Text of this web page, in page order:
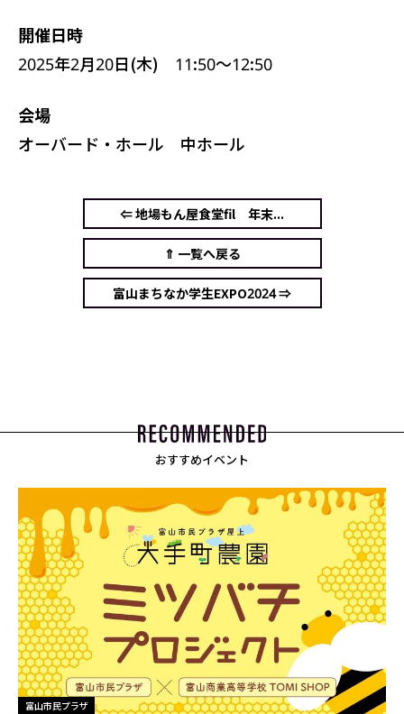
開催日時
2025年2月20日(木) 11:50～12:50
会場
オーバード・ホール 中ホール
⇐ 地場もん屋食堂fil 年末...
⇑ 一覧へ戻る
富山まちなか学生EXPO2024 ⇒
おすすめイベント
富山市民プラザ